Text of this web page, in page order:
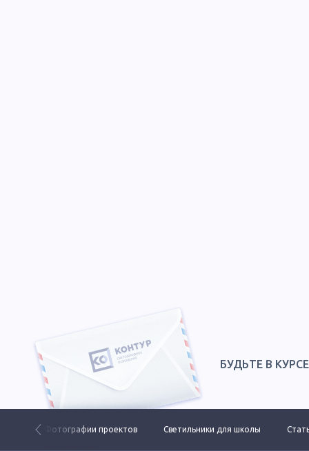
БУДЬТЕ В
Фотографии проектов Светильники для школы